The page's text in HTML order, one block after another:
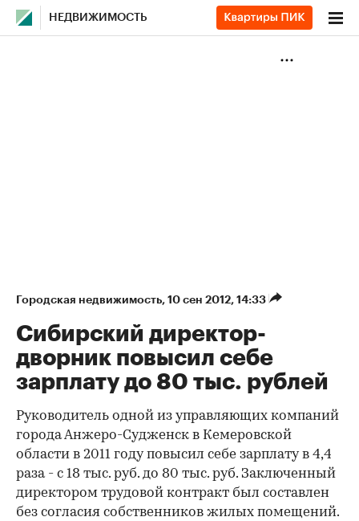
НЕДВИЖИМОСТЬ
Городская недвижимость⁠, 10 сен 2012, 14:33
Сибирский директор-
дворник повысил себе
зарплату до 80 тыс. рублей
Руководитель одной из управляющих компаний
города Анжеро-Судженск в Кемеровской
области в 2011 году повысил себе зарплату в 4,4
раза - с 18 тыс. руб. до 80 тыс. руб. Заключенный
директором трудовой контракт был составлен
без согласия собственников жилых помещений.